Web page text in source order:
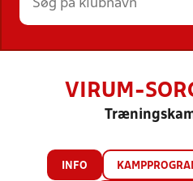
VIRUM-
INFO